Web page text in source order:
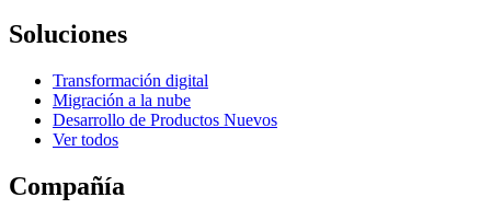
Soluciones
Transformación digital
Migración a la nube
Desarrollo de Productos Nuevos
Ver todos
Compañía